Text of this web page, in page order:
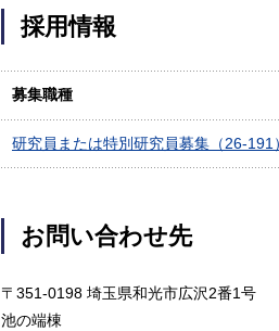
採用情報
募集職種
研究員または特別研究員募集（26-191）
お問い合わせ先
〒351-0198 埼玉県和光市広沢2番1号
池の端棟